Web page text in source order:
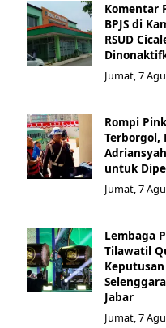
Komentar
BPJS di
RSUD
Jumat, 7
Rompi
Terborgol,
untuk
Jumat, 7
Lembaga
Tilawatil
Jabar
Jumat, 7